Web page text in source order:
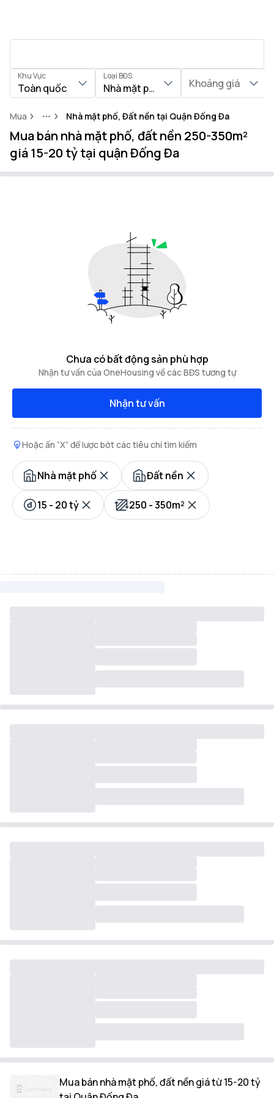
Khu Vực
Toàn quốc
Loại BĐS
Nhà mặt phố, Đất nềnKhoảng giá
Mua MoreNhà mặt phố, Đất nền tại Quận Đống Đa
Mua bán nhà mặt phố, đất nền 250-350m²
giá 15-20 tỷ tại quận Đống Đa
Chưa có bất động sản phù hợp
Nhận tư vấn của OneHousing về các BĐS tương tự
Nhận tư vấn
Hoặc ấn “X” để lược bớt các tiêu chí tìm kiếm
Nhà mặt phố Đất nền
15 - 20 tỷ 250 - 350m²
Mua bán nhà mặt phố, đất nền giá từ 15-20 tỷ